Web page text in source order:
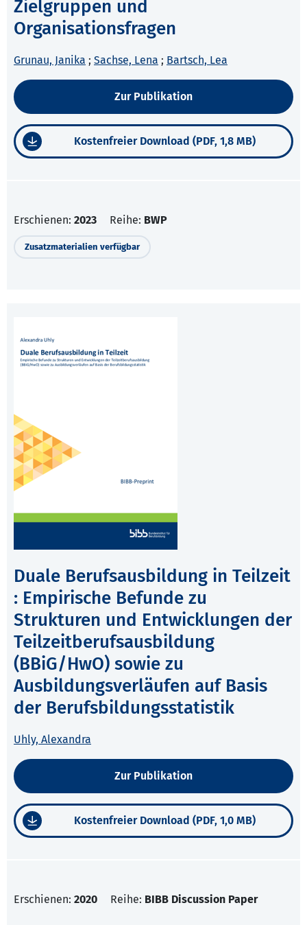
Zielgruppen und
Organisationsfragen
Grunau, Janika ; Sachse, Lena ; Bartsch, Lea
Zur Publikation
Kostenfreier Download (PDF, 1,8 MB)
Erschienen: 2023 Reihe: BWP
Zusatzmaterialien verfügbar
Duale Berufsausbildung in Teilzeit
: Empirische Befunde zu
Strukturen und Entwicklungen der
Teilzeitberufsausbildung
(BBiG/HwO) sowie zu
Ausbildungsverläufen auf Basis
der Berufsbildungsstatistik
Uhly, Alexandra
Zur Publikation
Kostenfreier Download (PDF, 1,0 MB)
Erschienen: 2020 Reihe: BIBB Discussion Paper